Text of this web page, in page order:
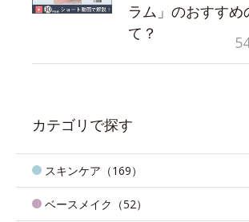
ラム」のおすすめ
て？
カテゴリで探す
スキンケア（169）
ベースメイク（52）